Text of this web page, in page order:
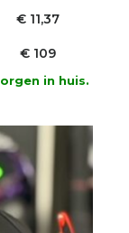
€ 11,37
€ 109
in huis.